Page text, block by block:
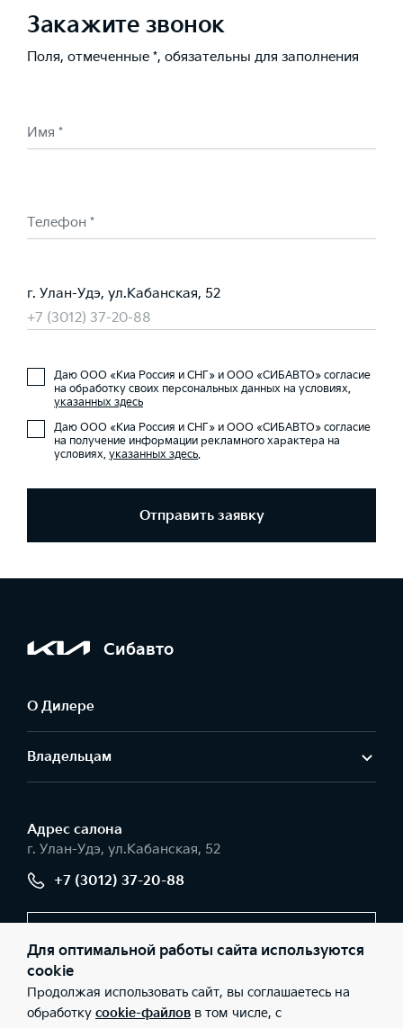
Закажите звонок
Поля, отмеченные *, обязательны для заполнения
Имя *
Телефон *
г. Улан-Удэ, ул.Кабанская, 52
+7 (3012) 37-20-88
Даю ООО «Киа Россия и СНГ» и ООО «СИБАВТО» согласие
на обработку своих персональных данных на условиях,
указанных здесь
Даю ООО «Киа Россия и СНГ» и ООО «СИБАВТО» согласие
на получение информации рекламного характера на
условиях, указанных здесь.
Отправить заявку
Сибавто
О Дилере
Владельцам
Адрес салонa
г. Улан-Удэ, ул.Кабанская, 52
+7 (3012) 37-20-88
© 2026 Юридические лица ООО «СИБАВТО» (Фактический
адрес: г. Улан-Удэ, ул.Кабанская, 52; Телефон: +7 (3012) 37-20-
Для оптимальной работы сайта используются
cookie
Продолжая использовать сайт, вы соглашаетесь на
обработку cookie-файлов в том числе, с